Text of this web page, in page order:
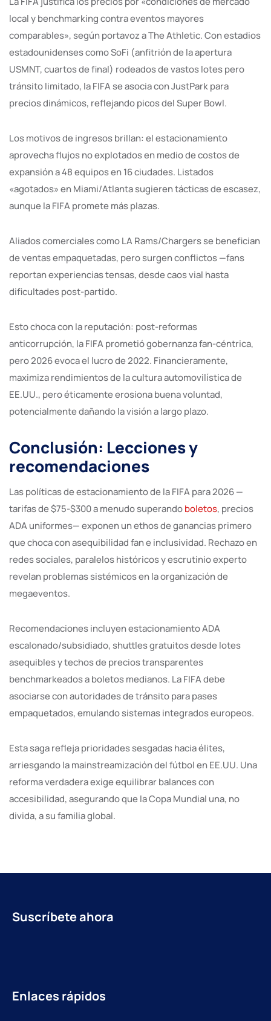
local y benchmarking contra eventos mayores
comparables», según portavoz a The Athletic. Con estadios
estadounidenses como SoFi (anfitrión de la apertura
USMNT, cuartos de final) rodeados de vastos lotes pero
tránsito limitado, la FIFA se asocia con JustPark para
precios dinámicos, reflejando picos del Super Bowl.
Los motivos de ingresos brillan: el estacionamiento
aprovecha flujos no explotados en medio de costos de
expansión a 48 equipos en 16 ciudades. Listados
«agotados» en Miami/Atlanta sugieren tácticas de escasez,
aunque la FIFA promete más plazas.
Aliados comerciales como LA Rams/Chargers se benefician
de ventas empaquetadas, pero surgen conflictos —fans
reportan experiencias tensas, desde caos vial hasta
dificultades post-partido.
Esto choca con la reputación: post-reformas
anticorrupción, la FIFA prometió gobernanza fan-céntrica,
pero 2026 evoca el lucro de 2022. Financieramente,
maximiza rendimientos de la cultura automovilística de
EE.UU., pero éticamente erosiona buena voluntad,
potencialmente dañando la visión a largo plazo.
Conclusión: Lecciones y
recomendaciones
Las políticas de estacionamiento de la FIFA para 2026 —
tarifas de $75-$300 a menudo superandoboletos, precios
ADA uniformes— exponen un ethos de ganancias primero
que choca con asequibilidad fan e inclusividad. Rechazo en
redes sociales, paralelos históricos y escrutinio experto
revelan problemas sistémicos en la organización de
megaeventos.
Recomendaciones incluyen estacionamiento ADA
escalonado/subsidiado, shuttles gratuitos desde lotes
asequibles y techos de precios transparentes
benchmarkeados a boletos medianos. La FIFA debe
asociarse con autoridades de tránsito para pases
empaquetados, emulando sistemas integrados europeos.
Esta saga refleja prioridades sesgadas hacia élites,
arriesgando la mainstreamización del fútbol en EE.UU. Una
reforma verdadera exige equilibrar balances con
accesibilidad, asegurando que la Copa Mundial una, no
divida, a su familia global.
Suscríbete ahora
Enlaces rápidos